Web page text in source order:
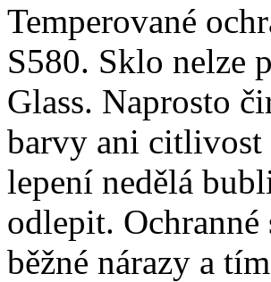
Temperované
S580. Sklo nelze
Glass. Naprosto
barvy ani citlivost
lepení nedělá
odlepit.
běžné nárazy a